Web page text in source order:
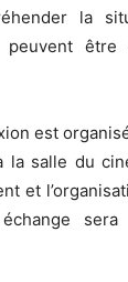
la
peuvent être
est
la salle du
et